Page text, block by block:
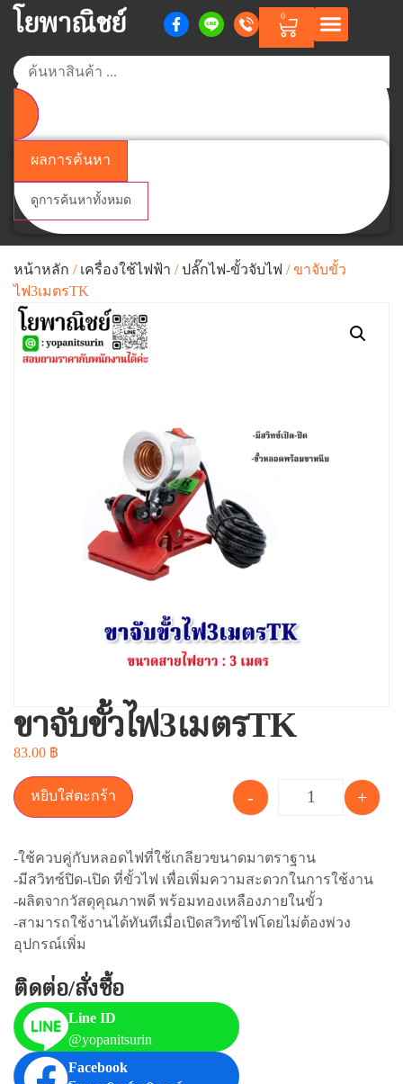
โยพาณิชย์ 0
ผลการค้นหา
ดูการค้นหาทั้งหมด
หน้าหลัก / เครื่องใช้ไฟฟ้า /ปลั๊กไฟ-ขั้วจับไฟ / ขาจับขั้ว
ไฟ3เมตรTK
ขาจับขั้วไฟ3เมตรTK
83.00 ฿
- +
หยิบใส่ตะกร้า
-ใช้ควบคู่กับหลอดไฟที่ใช้เกลียวขนาดมาตราฐาน
-มีสวิทซ์ปิด-เปิด ที่ขั้วไฟ เพื่อเพิ่มความสะดวกในการใช้งาน
-ผลิตจากวัสดุคุณภาพดี พร้อมทองเหลืองภายในขั้ว
-สามารถใช้งานได้ทันทีเมื่อเปิดสวิทซ์ไฟโดยไม่ต้องพ่วง
อุปกรณ์เพิ่ม
ติดต่อ/สั่งซื้อ
Line ID
@yopanitsurin
Facebook